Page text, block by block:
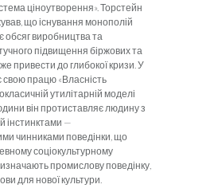
ціноутворення». Торстейн
що існування монополій
обсяг виробництва та
підвищення біржових та
привести до глибокої кризи. У
свою працю «Власність
утилітарній моделі
він протиставляє людину з
інстинктами —
чинниками поведінки, що
соціокультурному
промислову поведінку,
для нової культури.